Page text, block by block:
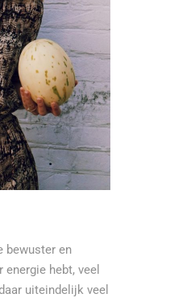
bewuster en
hebt, veel
uiteindelijk veel